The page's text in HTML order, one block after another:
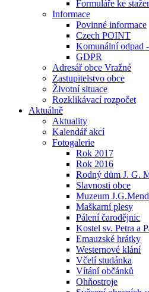
Formuláře ke
Informace
Povinné informace
Czech POINT
Komunální odpad
GDPR
Adresář obce Vražné
Zastupitelstvo obce
Životní situace
Rozklikávací rozpočet
Aktuálně
Aktuality
Kalendář akcí
Fotogalerie
Rok 2017
Rok 2016
Rodný dům J. G.
Slavnosti obce
Muzeum
Maškarní plesy
Pálení čarodějnic
Kostel sv. Petra a
Emauzské hrátky
Westernové klání
Včelí studánka
Vítání občánků
Ohňostroje